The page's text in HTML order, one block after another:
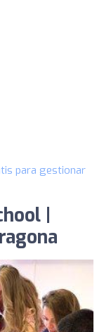
para gestionar
|